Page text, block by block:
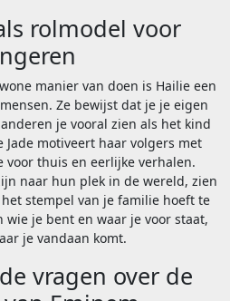
rolmodel voor
manier van doen is Hailie een
Ze bewijst dat je je eigen
je vooral zien als het kind
Jade motiveert haar volgers met
thuis en eerlijke verhalen.
naar hun plek in de wereld, zien
stempel van je familie hoeft te
wie je bent en waar je voor staat,
je vandaan komt.
vragen over de